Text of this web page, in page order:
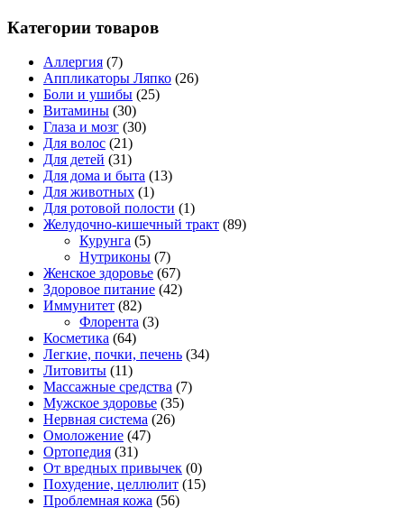
Категории товаров
Аллергия (7)
Аппликаторы Ляпко (26)
Боли и ушибы (25)
Витамины (30)
Глаза и мозг (30)
Для волос (21)
Для детей (31)
Для дома и быта (13)
Для животных (1)
Для ротовой полости (1)
Желудочно-кишечный тракт (89)
Курунга (5)
Нутриконы (7)
Женское здоровье (67)
Здоровое питание (42)
Иммунитет (82)
Флорента (3)
Косметика (64)
Легкие, почки, печень (34)
Литовиты (11)
Массажные средства (7)
Мужское здоровье (35)
Нервная система (26)
Омоложение (47)
Ортопедия (31)
От вредных привычек (0)
Похудение, целлюлит (15)
Проблемная кожа (56)